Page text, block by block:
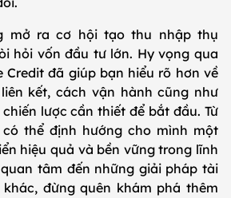
mở ra cơ hội tạo thu nhập thụ
hỏi vốn đầu tư lớn. Hy vọng qua
Credit đã giúp bạn hiểu rõ hơn về
kết, cách vận hành cũng như
lược cần thiết để bắt đầu. Từ
thể định hướng cho mình một
hiệu quả và bền vững trong lĩnh
tâm đến những giải pháp tài
đừng quên khám phá thêm